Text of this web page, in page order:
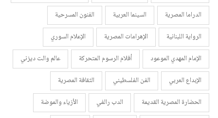
الدراما المصرية
السينما العربية
الفنون المسرحية
الرواية اللبنانية
الإهرامات المصرية
الإعلام السوري
الإمام المهدي الموعود
أفلام الرسوم المتحركة
عالم والت ديزني
الإبداع العربي
الفن الفلسطيني
الثقافة المصرية
الحضارة المصرية القديمة
الدب رالفي
الأزياء والموضة